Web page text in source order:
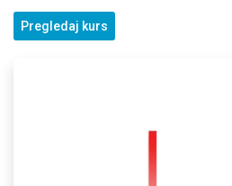
Pregledaj kurs